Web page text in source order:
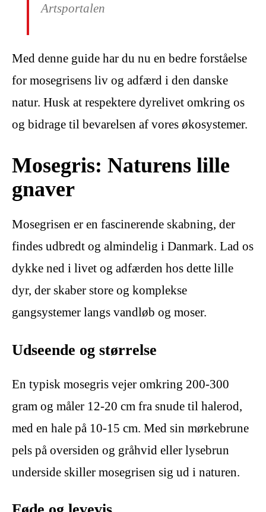
Artsportalen
Med denne guide har du nu en bedre forståelse
for mosegrisens liv og adfærd i den danske
natur. Husk at respektere dyrelivet omkring os
og bidrage til bevarelsen af vores økosystemer.
Mosegris: Naturens lille
gnaver
Mosegrisen er en fascinerende skabning, der
findes udbredt og almindelig i Danmark. Lad os
dykke ned i livet og adfærden hos dette lille
dyr, der skaber store og komplekse
gangsystemer langs vandløb og moser.
Udseende og størrelse
En typisk mosegris vejer omkring 200-300
gram og måler 12-20 cm fra snude til halerod,
med en hale på 10-15 cm. Med sin mørkebrune
pels på oversiden og gråhvid eller lysebrun
underside skiller mosegrisen sig ud i naturen.